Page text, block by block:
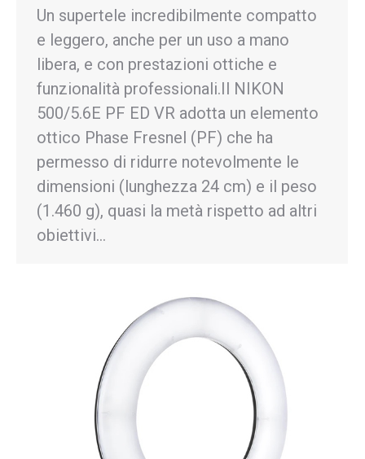
Un supertele incredibilmente compatto
e leggero, anche per un uso a mano
libera, e con prestazioni ottiche e
funzionalità professionali.Il NIKON
500/5.6E PF ED VR adotta un elemento
ottico Phase Fresnel (PF) che ha
permesso di ridurre notevolmente le
dimensioni (lunghezza 24 cm) e il peso
(1.460 g), quasi la metà rispetto ad altri
obiettivi…